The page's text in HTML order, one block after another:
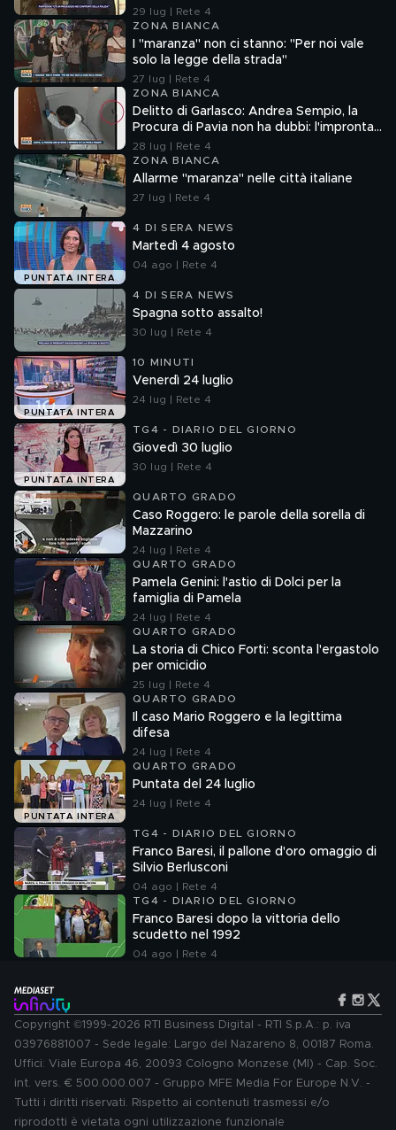
29 lug | Rete 4
ZONA BIANCA
I "maranza" non ci stanno: "Per noi vale
solo la legge della strada"
27 lug | Rete 4
ZONA BIANCA
Delitto di Garlasco: Andrea Sempio, la
Procura di Pavia non ha dubbi: l'impronta
33 è la pistola fumante
28 lug | Rete 4
ZONA BIANCA
Allarme "maranza" nelle città italiane
27 lug | Rete 4
PUNTATA INTERA
4 DI SERA NEWS
Martedì 4 agosto
04 ago | Rete 4
4 DI SERA NEWS
Spagna sotto assalto!
30 lug | Rete 4
PUNTATA INTERA
10 MINUTI
Venerdì 24 luglio
24 lug | Rete 4
PUNTATA INTERA
TG4 - DIARIO DEL GIORNO
Giovedì 30 luglio
30 lug | Rete 4
QUARTO GRADO
Caso Roggero: le parole della sorella di
Mazzarino
24 lug | Rete 4
QUARTO GRADO
Pamela Genini: l'astio di Dolci per la
famiglia di Pamela
24 lug | Rete 4
QUARTO GRADO
La storia di Chico Forti: sconta l'ergastolo
per omicidio
25 lug | Rete 4
QUARTO GRADO
Il caso Mario Roggero e la legittima
difesa
24 lug | Rete 4
PUNTATA INTERA
QUARTO GRADO
Puntata del 24 luglio
24 lug | Rete 4
TG4 - DIARIO DEL GIORNO
Franco Baresi, il pallone d'oro omaggio di
Silvio Berlusconi
04 ago | Rete 4
TG4 - DIARIO DEL GIORNO
Franco Baresi dopo la vittoria dello
scudetto nel 1992
04 ago | Rete 4
Copyright ©1999-2026 RTI Business Digital - RTI S.p.A.: p. iva
03976881007 - Sede legale: Largo del Nazareno 8, 00187 Roma.
Uffici: Viale Europa 46, 20093 Cologno Monzese (MI) - Cap. Soc.
int. vers. € 500.000.007 - Gruppo MFE Media For Europe N.V. -
Tutti i diritti riservati. Rispetto ai contenuti trasmessi e/o
riprodotti è vietata ogni utilizzazione funzionale